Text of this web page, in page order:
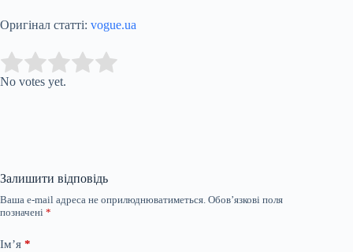
Оригінал статті: vogue.ua
Rate this item:
No votes yet.
Залишити відповідь
Ваша e-mail адреса не оприлюднюватиметься. Обов’язкові поля
позначені *
Ім’я *